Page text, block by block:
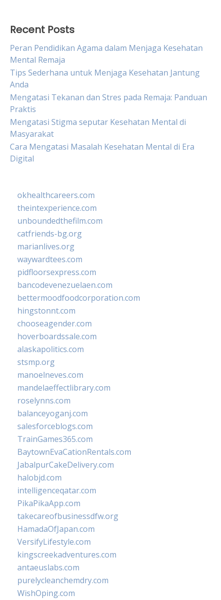
Recent Posts
Peran Pendidikan Agama dalam Menjaga Kesehatan
Mental Remaja
Tips Sederhana untuk Menjaga Kesehatan Jantung
Anda
Mengatasi Tekanan dan Stres pada Remaja: Panduan
Praktis
Mengatasi Stigma seputar Kesehatan Mental di
Masyarakat
Cara Mengatasi Masalah Kesehatan Mental di Era
Digital
okhealthcareers.com
theintexperience.com
unboundedthefilm.com
catfriends-bg.org
marianlives.org
waywardtees.com
pidfloorsexpress.com
bancodevenezuelaen.com
bettermoodfoodcorporation.com
hingstonnt.com
chooseagender.com
hoverboardssale.com
alaskapolitics.com
stsmp.org
manoelneves.com
mandelaeffectlibrary.com
roselynns.com
balanceyoganj.com
salesforceblogs.com
TrainGames365.com
BaytownEvaCationRentals.com
JabalpurCakeDelivery.com
halobjd.com
intelligenceqatar.com
PikaPikaApp.com
takecareofbusinessdfw.org
HamadaOfJapan.com
VersifyLifestyle.com
kingscreekadventures.com
antaeuslabs.com
purelycleanchemdry.com
WishOping.com